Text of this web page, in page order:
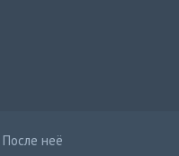
После неё